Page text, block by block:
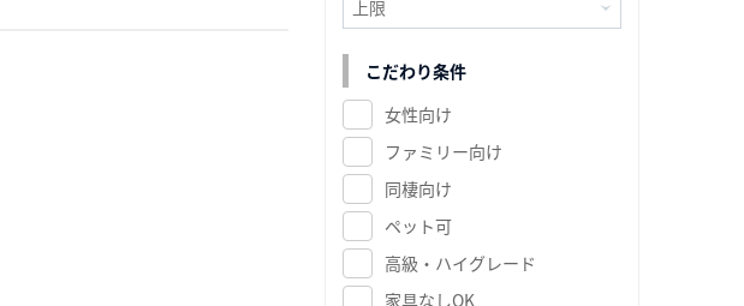
こだわり条件
女性向け
ファミリー向け
同棲向け
ペット可
高級・ハイグレード
家具なしOK